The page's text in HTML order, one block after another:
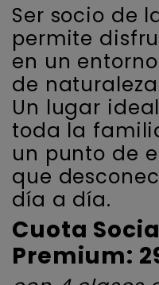
Ser socio de
permite
en un
de
Un lugar
toda la
un punto de
que
día a día.
Cuota
Premium: